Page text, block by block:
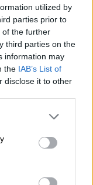
utilized by
parties prior to
of the further
third parties on the
information may
the IAB’s List of
disclose it to other
or more Google
You may click to
party tags to
in below Google
ότι η Χαμάς